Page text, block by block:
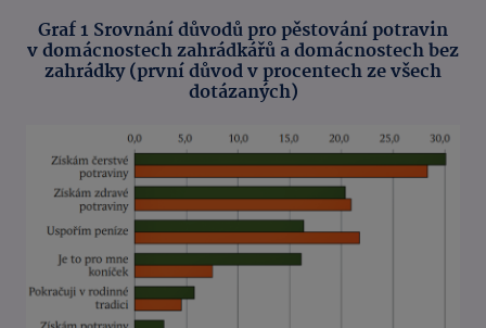
Graf 1 Srovnání důvodů pro pěstování potravin
v domácnostech zahrádkářů a domácnostech bez
zahrádky (první důvod v procentech ze všech
dotázaných)